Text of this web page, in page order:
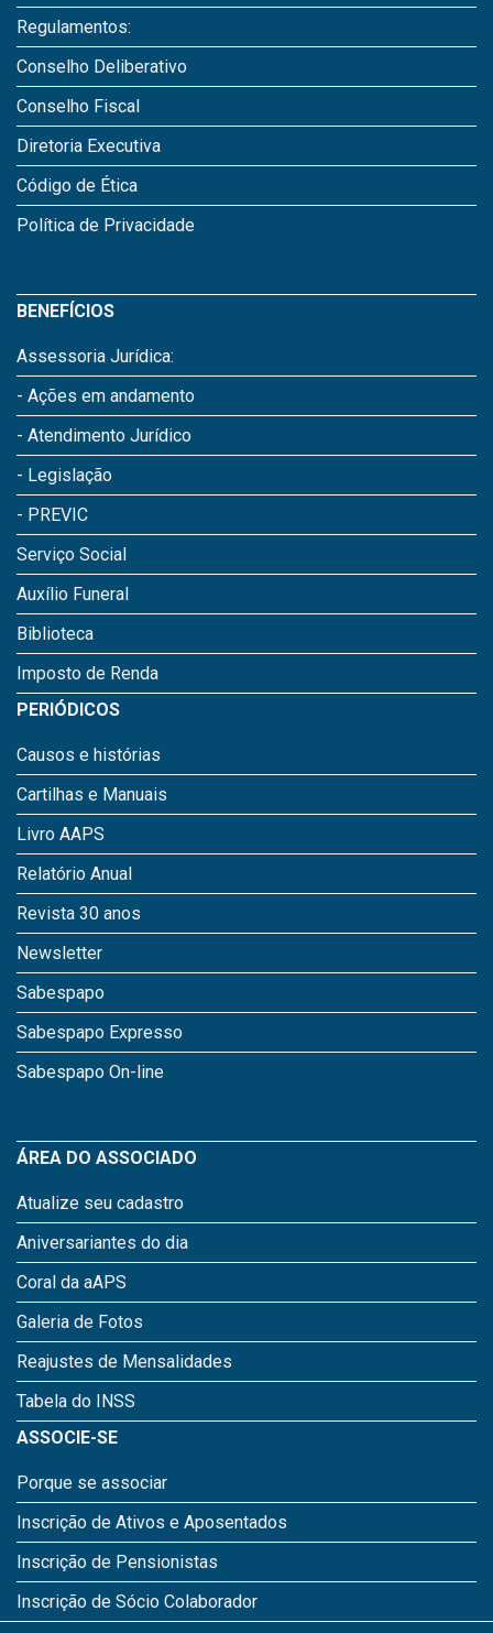
Regulamentos:
Conselho Deliberativo
Conselho Fiscal
Diretoria Executiva
Código de Ética
Política de Privacidade
BENEFÍCIOS
Assessoria Jurídica:
- Ações em andamento
- Atendimento Jurídico
- Legislação
- PREVIC
Serviço Social
Auxílio Funeral
Biblioteca
Imposto de Renda
PERIÓDICOS
Causos e histórias
Cartilhas e Manuais
Livro AAPS
Relatório Anual
Revista 30 anos
Newsletter
Sabespapo
Sabespapo Expresso
Sabespapo On-line
ÁREA DO ASSOCIADO
Atualize seu cadastro
Aniversariantes do dia
Coral da aAPS
Galeria de Fotos
Reajustes de Mensalidades
Tabela do INSS
ASSOCIE-SE
Porque se associar
Inscrição de Ativos e Aposentados
Inscrição de Pensionistas
Inscrição de Sócio Colaborador